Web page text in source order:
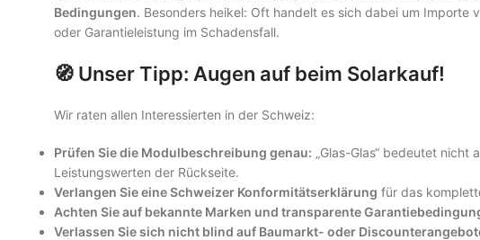
Bedingungen. Besonders heikel: Oft handelt es sich dabei um
oder Garantieleistung im Schadensfall.
🧭 Unser Tipp: Augen auf beim Solarkauf!
Wir raten allen Interessierten in der Schweiz:
Prüfen Sie die Modulbeschreibung genau: „Glas-Glas“ bedeutet
Leistungswerten der Rückseite.
Verlangen Sie eine Schweizer Konformitätserklärung für das
Achten Sie auf bekannte Marken und transparente
Verlassen Sie sich nicht blind auf Baumarkt- oder